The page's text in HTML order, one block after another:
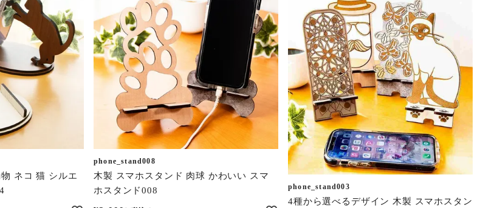
ネコ 猫 シルエ
phone_stand008
木製 スマホスタンド 肉球 かわいい スマ
ホスタンド008
phone_stand003
4種から選べるデザイン 木製 スマホスタン